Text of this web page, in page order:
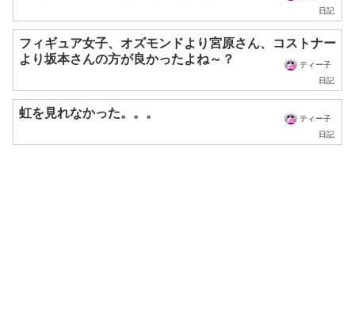
日記
フィギュア女子、オズモンドより宮原さん、コストナー
より坂本さんの方が良かったよね～？
ティー子
日記
虹を見れなかった。。。
ティー子
日記